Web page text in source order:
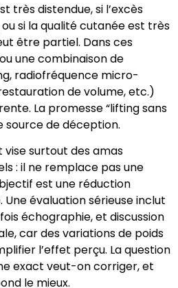
très distendue, si l’excès
si la qualité cutanée est très
être partiel. Dans ces
une combinaison de
radiofréquence micro-
de volume, etc.)
La promesse “lifting sans
source de déception.
vise surtout des amas
: il ne remplace pas une
est une réduction
évaluation sérieuse inclut
échographie, et discussion
car des variations de poids
l’effet perçu. La question
exact veut-on corriger, et
le mieux.